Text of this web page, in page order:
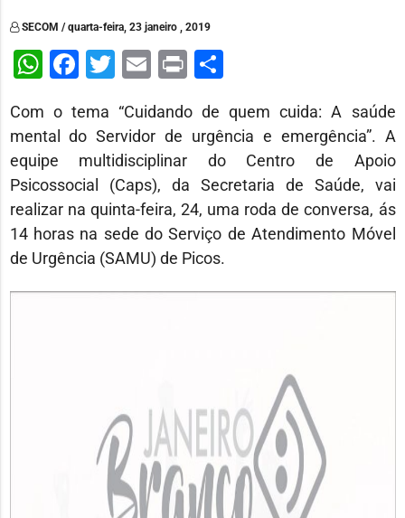
SECOM / quarta-feira, 23 janeiro , 2019
WhatsApp
Facebook
Twitter
Email
PrintShare
Com o tema “Cuidando de quem cuida: A saúde
mental do Servidor de urgência e emergência”. A
equipe multidisciplinar do Centro de Apoio
Psicossocial (Caps), da Secretaria de Saúde, vai
realizar na quinta-feira, 24, uma roda de conversa, ás
14 horas na sede do Serviço de Atendimento Móvel
de Urgência (SAMU) de Picos.